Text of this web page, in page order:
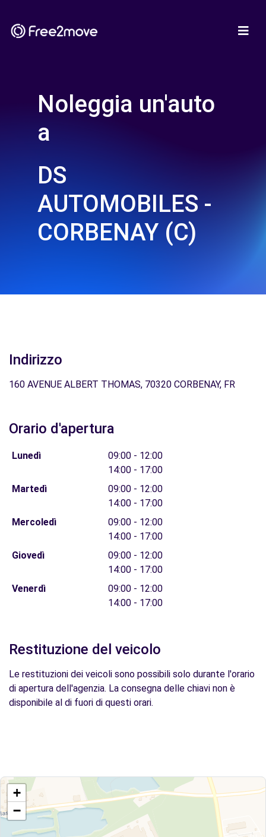
Noleggia un'auto
a
DS
AUTOMOBILES -
CORBENAY (C)
Indirizzo
160 AVENUE ALBERT THOMAS, 70320 CORBENAY, FR
Orario d'apertura
Lunedì
09:00 - 12:00
14:00 - 17:00
Martedì
09:00 - 12:00
14:00 - 17:00
Mercoledì
09:00 - 12:00
14:00 - 17:00
Giovedì
09:00 - 12:00
14:00 - 17:00
Venerdì
09:00 - 12:00
14:00 - 17:00
Restituzione del veicolo
Le restituzioni dei veicoli sono possibili solo durante l'orario
di apertura dell'agenzia. La consegna delle chiavi non è
disponibile al di fuori di questi orari.
+
−